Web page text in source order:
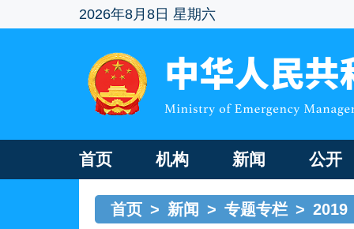
2026年8月8日 星期六
首页 机构 新闻 公开
首页 > 新闻 > 专题专栏 > 2019